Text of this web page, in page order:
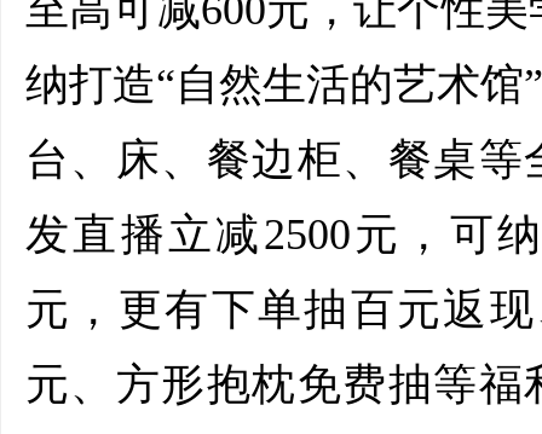
至高可减600元，让个性
纳打造“自然生活的艺术
台、床、餐边柜、餐桌
发直播立减2500元，可
元，更有下单抽百元返
元、方形抱枕免费抽等